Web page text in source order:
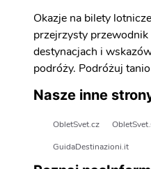
Okazje na bilety
przejrzysty
destynacjach i
podróży. Podróżuj
Nasze inne
ObletSvet.cz
GuidaDestinazioni.it